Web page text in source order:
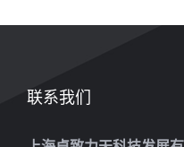
联系我们